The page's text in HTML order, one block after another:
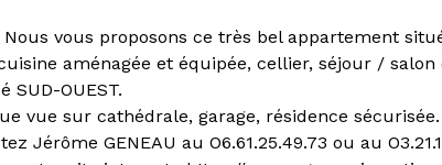
! Nous vous proposons ce très bel appartement
aménagée et équipée, cellier, séjour /
SUD-OUEST.
vue sur cathédrale, garage, résidence
Jérôme GENEAU au O6.61.25.49.73 ou au